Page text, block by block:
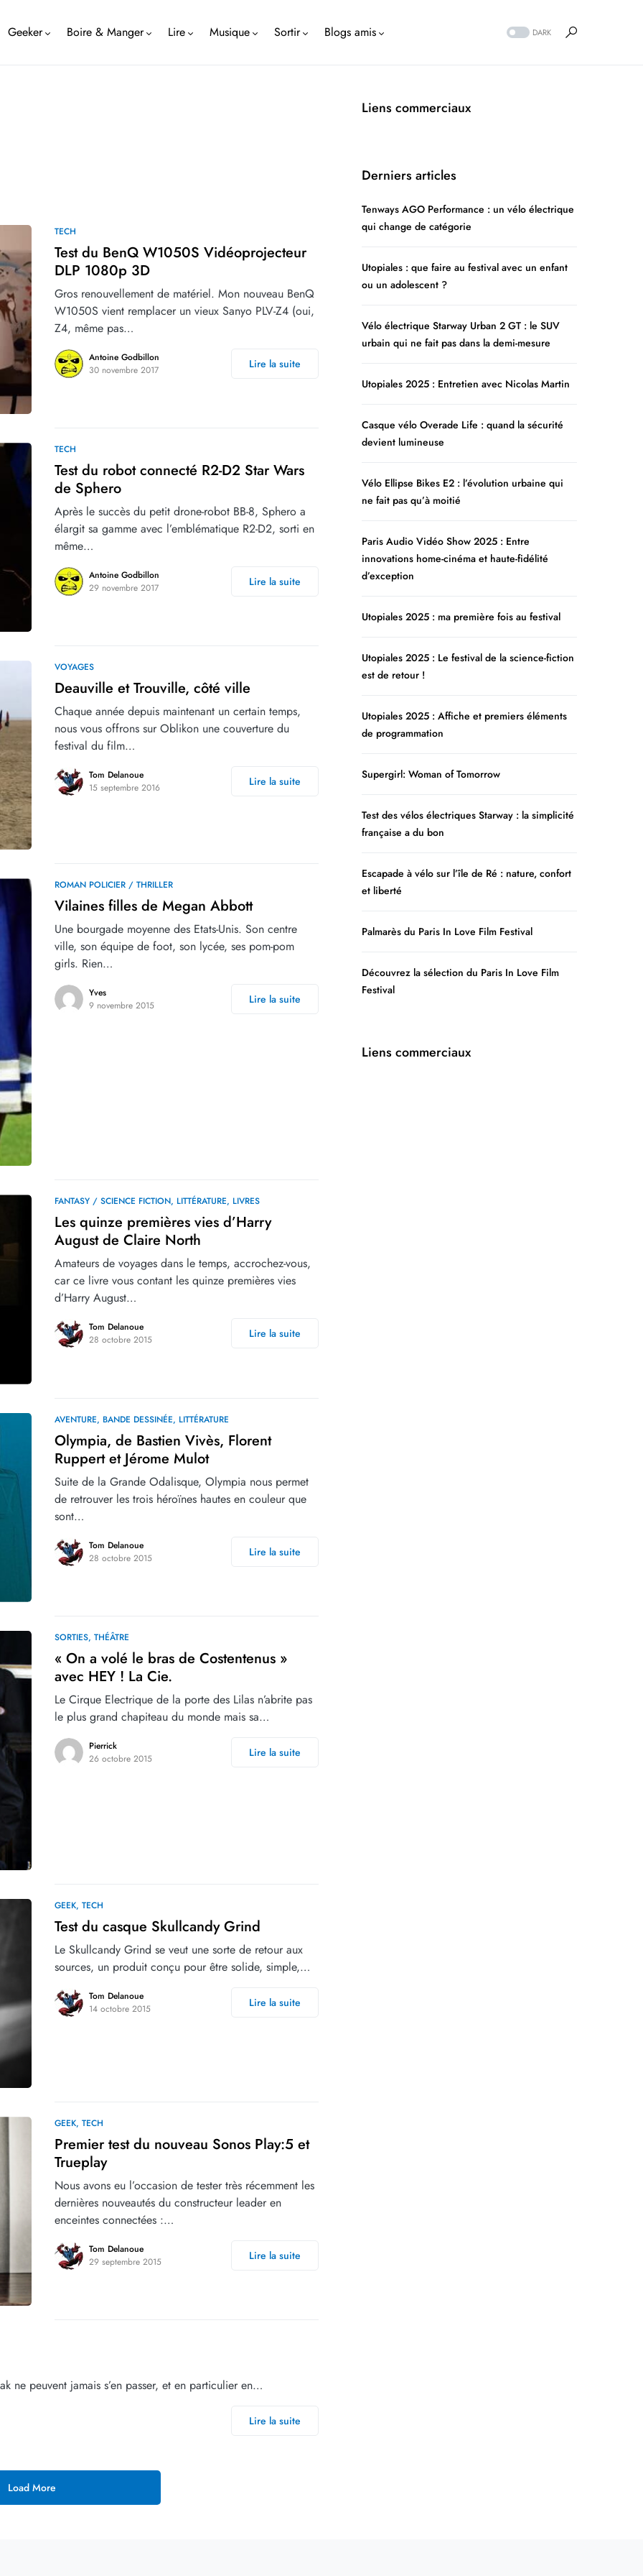
Geeker Boire & Manger Lire Musique Sortir Blogs amis DARK
TECH
Test du BenQ W1050S Vidéoprojecteur
DLP 1080p 3D
Gros renouvellement de matériel. Mon nouveau BenQ
W1050S vient remplacer un vieux Sanyo PLV-Z4 (oui,
Z4, même pas…
Antoine Godbillon
30 novembre 2017
Lire la suite
TECH
Test du robot connecté R2-D2 Star Wars
de Sphero
Après le succès du petit drone-robot BB-8, Sphero a
élargit sa gamme avec l’emblématique R2-D2, sorti en
même…
Antoine Godbillon
29 novembre 2017
Lire la suite
VOYAGES
Deauville et Trouville, côté ville
Chaque année depuis maintenant un certain temps,
nous vous offrons sur Oblikon une couverture du
festival du film…
Tom Delanoue
15 septembre 2016
Lire la suite
ROMAN POLICIER / THRILLER
Vilaines filles de Megan Abbott
Une bourgade moyenne des Etats-Unis. Son centre
ville, son équipe de foot, son lycée, ses pom-pom
girls. Rien…
Yves
9 novembre 2015
Lire la suite
FANTASY / SCIENCE FICTION LITTÉRATURE LIVRES
Les quinze premières vies d’Harry
August de Claire North
Amateurs de voyages dans le temps, accrochez-vous,
car ce livre vous contant les quinze premières vies
d’Harry August…
Tom Delanoue
28 octobre 2015
Lire la suite
AVENTURE BANDE DESSINÉE LITTÉRATURE
Olympia, de Bastien Vivès, Florent
Ruppert et Jérome Mulot
Suite de la Grande Odalisque, Olympia nous permet
de retrouver les trois héroïnes hautes en couleur que
sont…
Tom Delanoue
28 octobre 2015
Lire la suite
SORTIES THÉÂTRE
« On a volé le bras de Costentenus »
avec HEY ! La Cie.
Le Cirque Electrique de la porte des Lilas n’abrite pas
le plus grand chapiteau du monde mais sa…
Pierrick
26 octobre 2015
Lire la suite
GEEK TECH
Test du casque Skullcandy Grind
Le Skullcandy Grind se veut une sorte de retour aux
sources, un produit conçu pour être solide, simple,…
Tom Delanoue
14 octobre 2015
Lire la suite
GEEK TECH
Premier test du nouveau Sonos Play:5 et
Trueplay
Nous avons eu l’occasion de tester très récemment les
dernières nouveautés du constructeur leader en
enceintes connectées :…
Tom Delanoue
29 septembre 2015
Lire la suite
ne peuvent jamais s’en passer, et en particulier en…
Lire la suite
Load More
Liens commerciaux
Derniers articles
Tenways AGO Performance : un vélo électrique
qui change de catégorie
Utopiales : que faire au festival avec un enfant
ou un adolescent ?
Vélo électrique Starway Urban 2 GT : le SUV
urbain qui ne fait pas dans la demi-mesure
Utopiales 2025 : Entretien avec Nicolas Martin
Casque vélo Overade Life : quand la sécurité
devient lumineuse
Vélo Ellipse Bikes E2 : l’évolution urbaine qui
ne fait pas qu’à moitié
Paris Audio Vidéo Show 2025 : Entre
innovations home-cinéma et haute-fidélité
d’exception
Utopiales 2025 : ma première fois au festival
Utopiales 2025 : Le festival de la science-fiction
est de retour !
Utopiales 2025 : Affiche et premiers éléments
de programmation
Supergirl: Woman of Tomorrow
Test des vélos électriques Starway : la simplicité
française a du bon
Escapade à vélo sur l’île de Ré : nature, confort
et liberté
Palmarès du Paris In Love Film Festival
Découvrez la sélection du Paris In Love Film
Festival
Liens commerciaux